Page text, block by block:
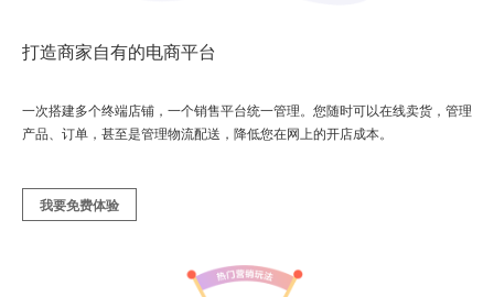
打造商家自有的电商平台
一次搭建多个终端店铺，一个销售平台统一管理。您随时可以在线卖货，管理
产品、订单，甚至是管理物流配送，降低您在网上的开店成本。
我要免费体验